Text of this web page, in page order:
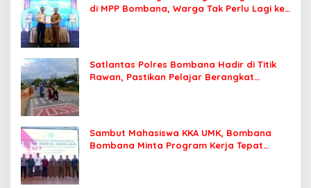
di MPP Bombana, Warga Tak Perlu Lagi ke
Satlantas Polres Bombana Hadir di Titik
Rawan, Pastikan Pelajar Berangkat
Sambut Mahasiswa KKA UMK, Bombana
Bombana Minta Program Kerja Tepat